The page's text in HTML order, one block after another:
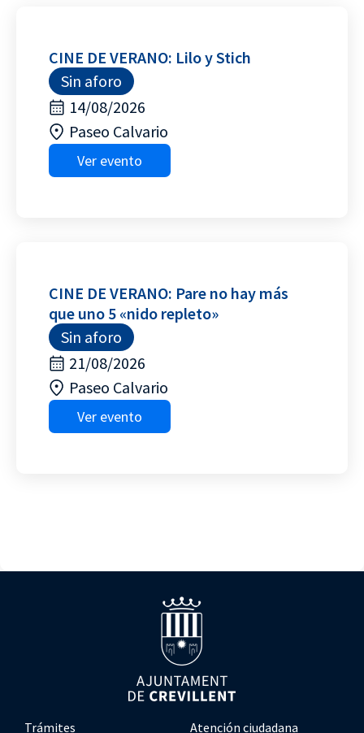
CINE DE VERANO: Lilo y Stich
Sin aforo
14/08/2026
Paseo Calvario
Ver evento
CINE DE VERANO: Pare no hay más
que uno 5 «nido repleto»
Sin aforo
21/08/2026
Paseo Calvario
Ver evento
Trámites
Atención ciudadana